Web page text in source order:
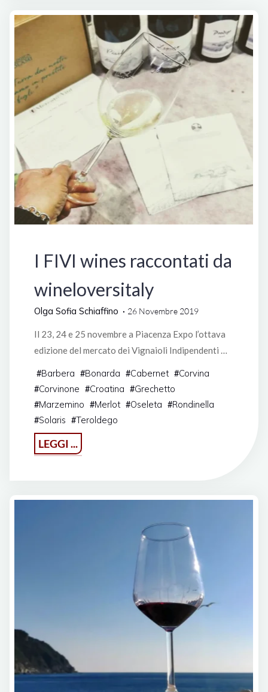
Eraldo
Dentici
Montefalco"
I FIVI wines raccontati da
wineloversitaly
Olga Sofia Schiaffino 26 Novembre 2019
Il 23, 24 e 25 novembre a Piacenza Expo l’ottava
edizione del mercato dei Vignaioli Indipendenti …
#Barbera #Bonarda #Cabernet #Corvina
#Corvinone #Croatina #Grechetto
#Marzemino #Merlot #Oseleta #Rondinella
#Solaris #Teroldego
LEGGI ...
FIVI